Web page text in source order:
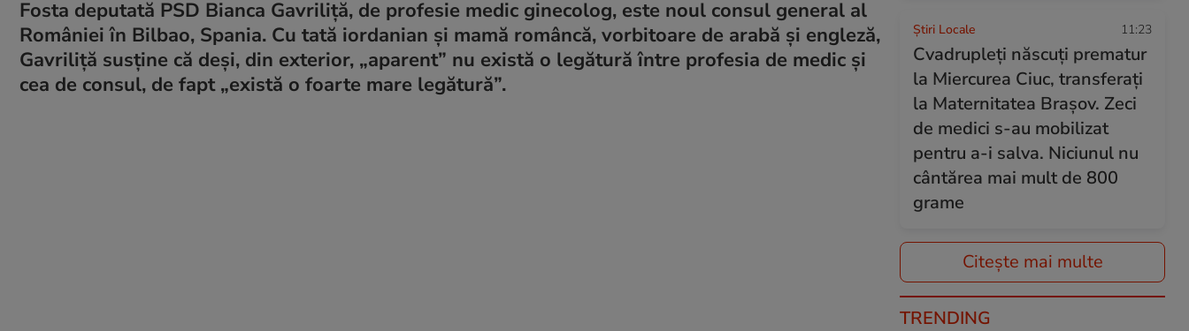
Fosta deputată PSD Bianca Gavriliță, de profesie medic ginecolog, este noul consul general al
României în Bilbao, Spania. Cu tată iordanian și mamă româncă, vorbitoare de arabă și engleză,
Gavriliță susține că deși, din exterior, „aparent” nu există o legătură între profesia de medic și
cea de consul, de fapt „există o foarte mare legătură”.
Știri Locale 11:23
Cvadrupleți născuți prematur
la Miercurea Ciuc, transferați
la Maternitatea Brașov. Zeci
de medici s-au mobilizat
pentru a-i salva. Niciunul nu
cântărea mai mult de 800
grame
Citește mai multe
TRENDING